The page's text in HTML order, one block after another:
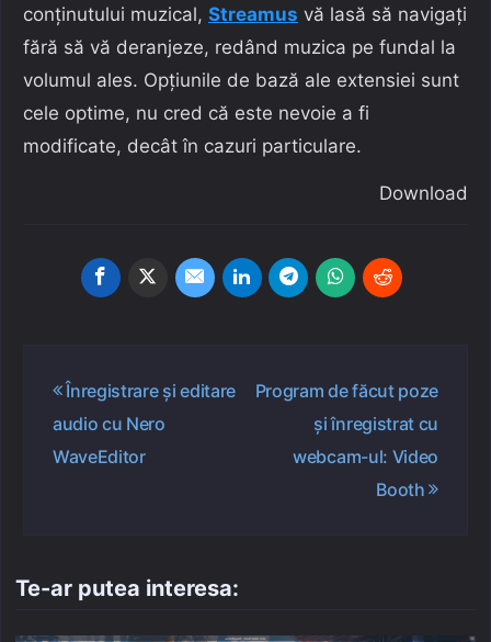
conținutului muzical, Streamus vă lasă să navigați
fără să vă deranjeze, redând muzica pe fundal la
volumul ales. Opțiunile de bază ale extensiei sunt
cele optime, nu cred că este nevoie a fi
modificate, decât în cazuri particulare.
Download
Navigare
articole
Înregistrare și editare
audio cu Nero
WaveEditor
Program de făcut poze
și înregistrat cu
webcam-ul: Video
Booth
Te-ar putea interesa: